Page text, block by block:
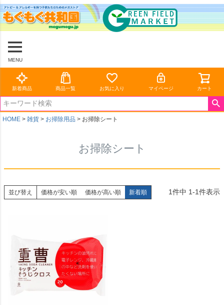
MENU
新着商品 商品一覧 お気に入り マイページ カート
HOME 雑貨 お掃除用品 お掃除シート
お掃除シート
並び替え 価格が安い順 価格が高い順 新着順 1件中 1-1件表示